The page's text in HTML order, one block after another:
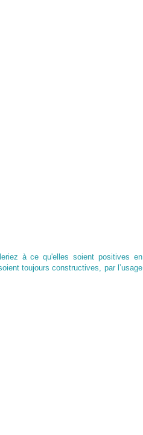
à ce qu'elles soient positives en
toujours constructives, par l’usage